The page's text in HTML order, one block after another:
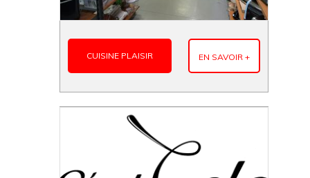
CUISINE PLAISIR EN SAVOIR +